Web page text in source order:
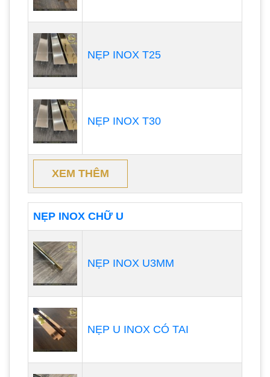
NẸP INOX T25
NẸP INOX T30
XEM THÊM
NẸP INOX CHỮ U
NẸP INOX U3MM
NẸP U INOX CÓ TAI